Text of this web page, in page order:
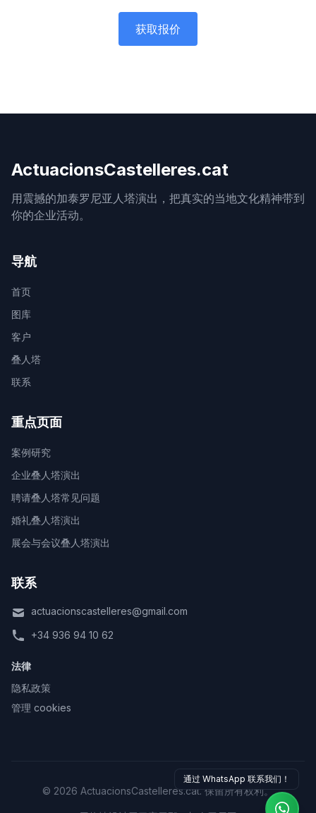
获取报价
ActuacionsCastelleres.cat
用震撼的加泰罗尼亚人塔演出，把真实的当地文化精神带到
你的企业活动。
导航
首页
图库
客户
叠人塔
联系
重点页面
案例研究
企业叠人塔演出
聘请叠人塔常见问题
婚礼叠人塔演出
展会与会议叠人塔演出
联系
actuacionscastelleres@gmail.com
+34 936 94 10 62
法律
隐私政策
管理 cookies
© 2026 ActuacionsCastelleres.cat. 保留所有权利。
通过 WhatsApp 联系我们！